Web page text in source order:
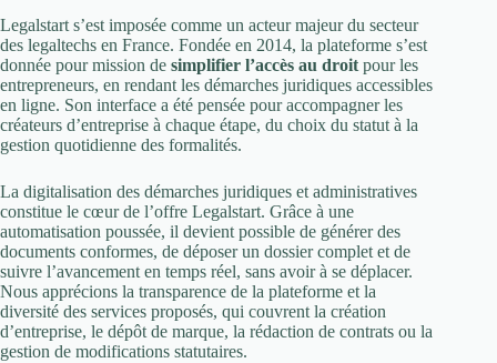
Legalstart s’est imposée comme un acteur majeur du secteur
des legaltechs en France. Fondée en 2014, la plateforme s’est
donnée pour mission de simplifier l’accès au droit pour les
entrepreneurs, en rendant les démarches juridiques accessibles
en ligne. Son interface a été pensée pour accompagner les
créateurs d’entreprise à chaque étape, du choix du statut à la
gestion quotidienne des formalités.
La digitalisation des démarches juridiques et administratives
constitue le cœur de l’offre Legalstart. Grâce à une
automatisation poussée, il devient possible de générer des
documents conformes, de déposer un dossier complet et de
suivre l’avancement en temps réel, sans avoir à se déplacer.
Nous apprécions la transparence de la plateforme et la
diversité des services proposés, qui couvrent la création
d’entreprise, le dépôt de marque, la rédaction de contrats ou la
gestion de modifications statutaires.